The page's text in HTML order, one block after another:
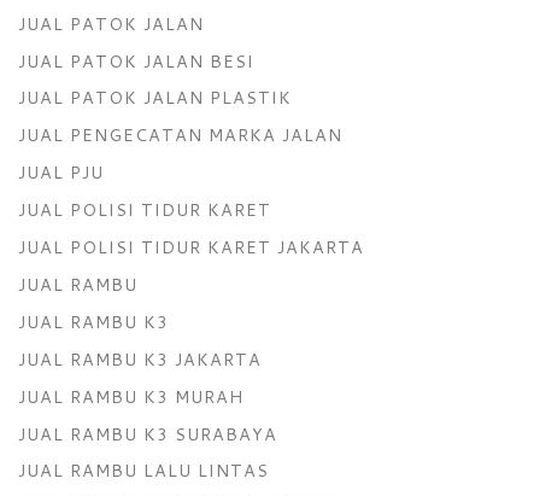
JUAL PATOK JALAN
JUAL PATOK JALAN BESI
JUAL PATOK JALAN PLASTIK
JUAL PENGECATAN MARKA JALAN
JUAL PJU
JUAL POLISI TIDUR KARET
JUAL POLISI TIDUR KARET JAKARTA
JUAL RAMBU
JUAL RAMBU K3
JUAL RAMBU K3 JAKARTA
JUAL RAMBU K3 MURAH
JUAL RAMBU K3 SURABAYA
JUAL RAMBU LALU LINTAS